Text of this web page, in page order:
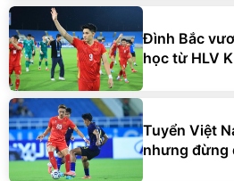
Đình Bắc
học từ HLV
Tuyển Việt
nhưng đừng